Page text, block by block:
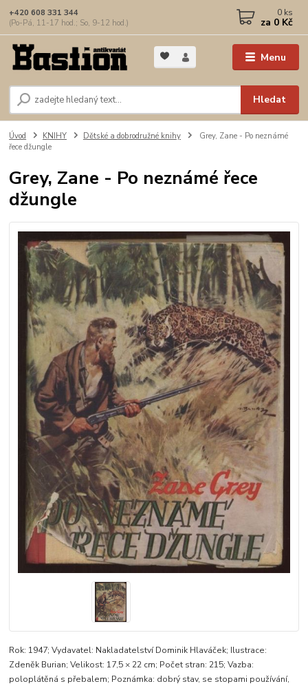
Menu
Hledat
+420 608 331 344
(Po-Pá, 11-17 hod.; So, 9-12 hod.)
0 ks
za 0 Kč
Úvod KNIHY Dětské a dobrodružné knihy
Grey, Zane - Po neznámé
řece džungle
Grey, Zane - Po neznámé řece
džungle
Rok: 1947; Vydavatel: Nakladatelství Dominik Hlaváček; Ilustrace:
Zdeněk Burian; Velikost: 17,5 × 22 cm; Počet stran: 215; Vazba:
poloplátěná s přebalem; Poznámka: dobrý stav, se stopami používání,